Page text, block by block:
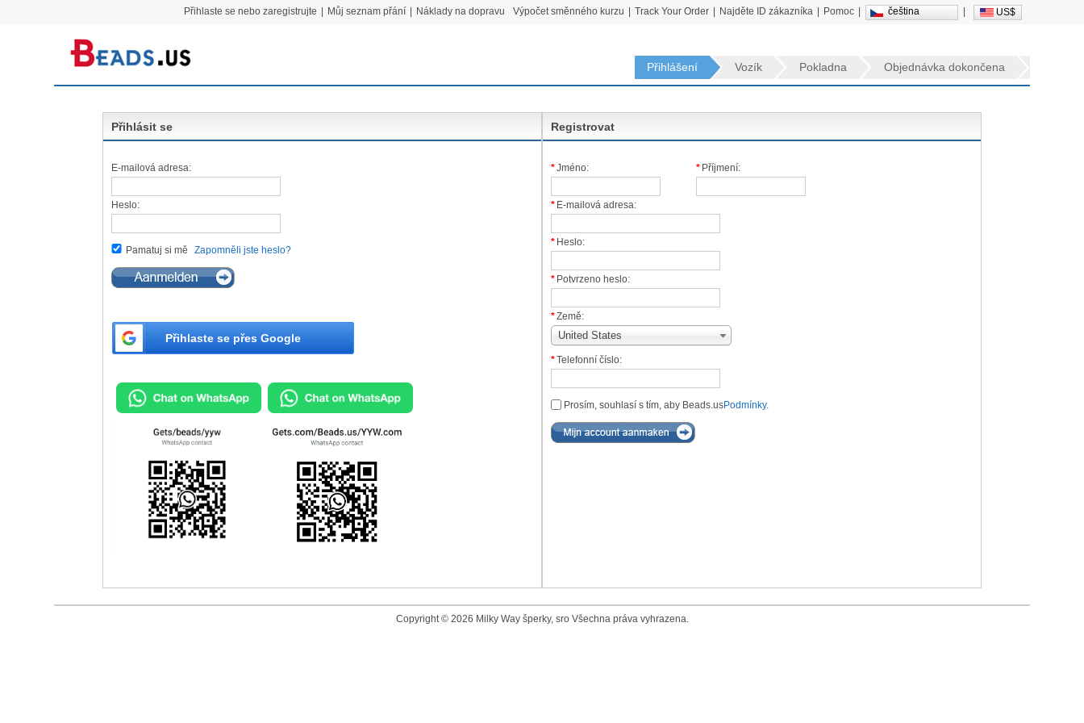
Přihlaste se nebo zaregistrujte Můj seznam přání Náklady na dopravu Výpočet směnného kurzu Track Your Order Najděte ID zákazníka Pomoc čeština US$
Přihlášení Vozík Pokladna Objednávka dokončena
Přihlásit se
E-mailová adresa:
Heslo:
Pamatuj si mě Zapomněli jste heslo?
Přihlaste se přes Google
Registrovat
*Jméno: * Příjmení:
* E-mailová adresa:
* Heslo:
* Potvrzeno heslo:
*Země:
United States
*Telefonní číslo:
Prosím, souhlasí s tím, aby Beads.usPodmínky.
Copyright © 2026 Milky Way šperky, sro Všechna práva vyhrazena.